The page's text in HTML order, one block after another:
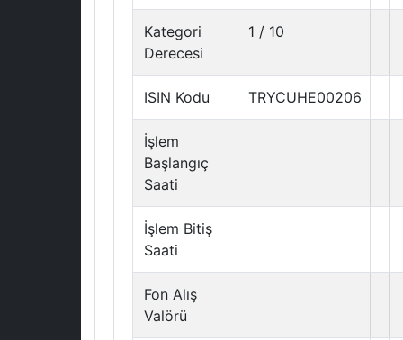
Kategori
Derecesi
1 / 10
ISIN Kodu TRYCUHE00206
İşlem
Başlangıç
Saati
İşlem Bitiş
Saati
Fon Alış
Valörü